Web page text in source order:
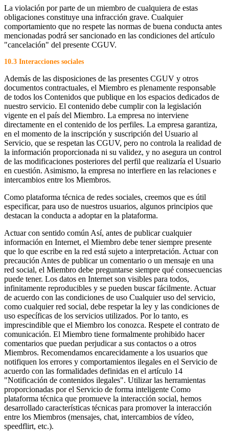
La violación por parte de un miembro de cualquiera de estas
obligaciones constituye una infracción grave. Cualquier
comportamiento que no respete las normas de buena conducta antes
mencionadas podrá ser sancionado en las condiciones del artículo
"cancelación" del presente CGUV.
10.3 Interacciones sociales
Además de las disposiciones de las presentes CGUV y otros
documentos contractuales, el Miembro es plenamente responsable
de todos los Contenidos que publique en los espacios dedicados de
nuestro servicio. El contenido debe cumplir con la legislación
vigente en el país del Miembro. La empresa no interviene
directamente en el contenido de los perfiles. La empresa garantiza,
en el momento de la inscripción y suscripción del Usuario al
Servicio, que se respetan las CGUV, pero no controla la realidad de
la información proporcionada ni su validez, y no asegura un control
de las modificaciones posteriores del perfil que realizaría el Usuario
en cuestión. Asimismo, la empresa no interfiere en las relaciones e
intercambios entre los Miembros.
Como plataforma técnica de redes sociales, creemos que es útil
especificar, para uso de nuestros usuarios, algunos principios que
destacan la conducta a adoptar en la plataforma.
Actuar con sentido común Así, antes de publicar cualquier
información en Internet, el Miembro debe tener siempre presente
que lo que escribe en la red está sujeto a interpretación. Actuar con
precaución Antes de publicar un comentario o un mensaje en una
red social, el Miembro debe preguntarse siempre qué consecuencias
puede tener. Los datos en Internet son visibles para todos,
infinitamente reproducibles y se pueden buscar fácilmente. Actuar
de acuerdo con las condiciones de uso Cualquier uso del servicio,
como cualquier red social, debe respetar la ley y las condiciones de
uso específicas de los servicios utilizados. Por lo tanto, es
imprescindible que el Miembro los conozca. Respete el contrato de
comunicación. El Miembro tiene formalmente prohibido hacer
comentarios que puedan perjudicar a sus contactos o a otros
Miembros. Recomendamos encarecidamente a los usuarios que
notifiquen los errores y comportamientos ilegales en el Servicio de
acuerdo con las formalidades definidas en el artículo 14
"Notificación de contenidos ilegales". Utilizar las herramientas
proporcionadas por el Servicio de forma inteligente Como
plataforma técnica que promueve la interacción social, hemos
desarrollado características técnicas para promover la interacción
entre los Miembros (mensajes, chat, intercambios de vídeo,
speedflirt, etc.).